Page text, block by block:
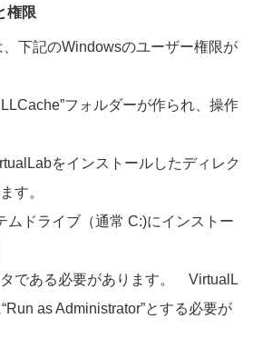
権限
下記のWindowsのユーザー権限が
フォルダーが作られ、操作
をインストールしたディレク
す。
ムドライブ（通常 C:)にインストー
である必要があります。 VirtualL
as Administrator”とする必要が